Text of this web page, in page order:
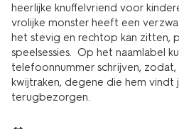
heerlijke knuffelvriend voor
vrolijke monster heeft een
het stevig en rechtop kan zitten,
speelsessies. Op het naamlabel
telefoonnummer schrijven,
kwijtraken, degene die hem vindt
terugbezorgen.